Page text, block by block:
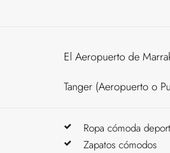
El Aeropuerto de
Tanger (Aeropuerto o
Ropa cómoda
Zapatos cómodos